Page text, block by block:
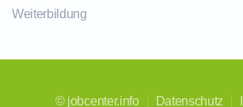
Weiterbildung
© jobcenter.info Datenschutz